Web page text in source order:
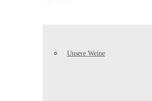
Unsere Weine